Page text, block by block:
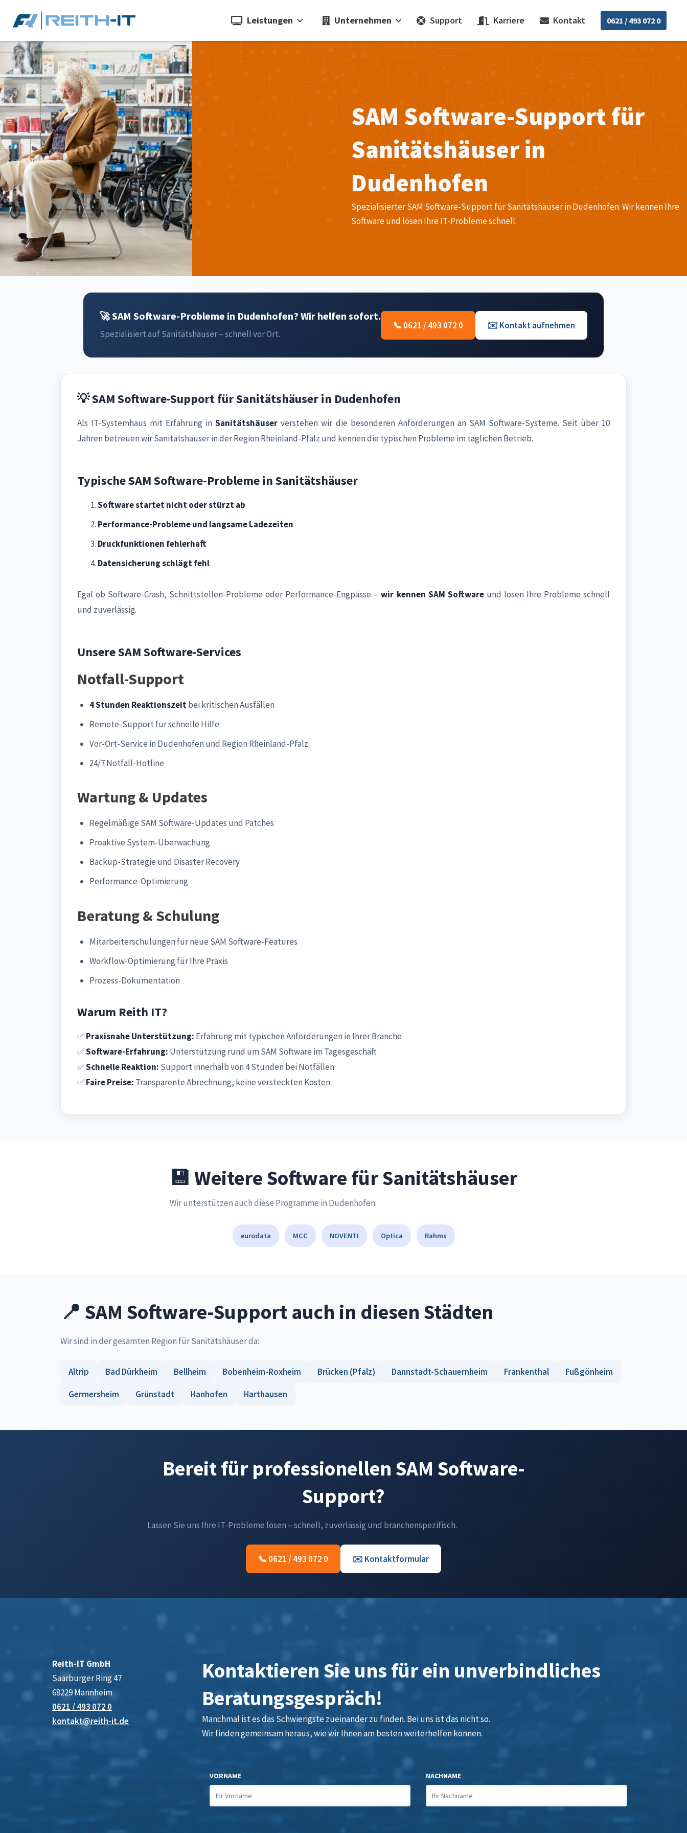
Leistungen Unternehmen Support Karriere Kontakt 0621 / 493 072 0
SAM Software-Support für
Sanitätshäuser in
Dudenhofen
Spezialisierter SAM Software-Support für Sanitätshäuser in Dudenhofen. Wir kennen Ihre
Software und lösen Ihre IT-Probleme schnell.
🚀 SAM Software-Probleme in Dudenhofen? Wir helfen sofort.
Spezialisiert auf Sanitätshäuser – schnell vor Ort.
📞 0621 / 493 072 0 ✉️ Kontakt aufnehmen
💡 SAM Software-Support für Sanitätshäuser in Dudenhofen
Als IT-Systemhaus mit Erfahrung inSanitätshäuser verstehen wir die besonderen Anforderungen an SAM Software-Systeme. Seit über 10
Jahren betreuen wir Sanitätshäuser in der Region Rheinland-Pfalz und kennen die typischen Probleme im täglichen Betrieb.
Typische SAM Software-Probleme in Sanitätshäuser
Software startet nicht oder stürzt ab
Performance-Probleme und langsame Ladezeiten
Druckfunktionen fehlerhaft
Datensicherung schlägt fehl
Egal ob Software-Crash, Schnittstellen-Probleme oder Performance-Engpässe –wir kennen SAM Softwareund lösen Ihre Probleme schnell
und zuverlässig.
Unsere SAM Software-Services
Notfall-Support
4 Stunden Reaktionszeitbei kritischen Ausfällen
Remote-Support für schnelle Hilfe
Vor-Ort-Service in Dudenhofen und Region Rheinland-Pfalz
24/7 Notfall-Hotline
Wartung & Updates
Regelmäßige SAM Software-Updates und Patches
Proaktive System-Überwachung
Backup-Strategie und Disaster Recovery
Performance-Optimierung
Beratung & Schulung
Mitarbeiterschulungen für neue SAM Software-Features
Workflow-Optimierung für Ihre Praxis
Prozess-Dokumentation
Warum Reith IT?
✅Praxisnahe Unterstützung: Erfahrung mit typischen Anforderungen in Ihrer Branche
✅Software-Erfahrung: Unterstützung rund um SAM Software im Tagesgeschäft
✅Schnelle Reaktion: Support innerhalb von 4 Stunden bei Notfällen
✅Faire Preise: Transparente Abrechnung, keine versteckten Kosten
💾 Weitere Software für Sanitätshäuser
Wir unterstützen auch diese Programme in Dudenhofen:
eurodata MCC NOVENTI Optica Rahms
📍 SAM Software-Support auch in diesen Städten
Wir sind in der gesamten Region für Sanitätshäuser da:
Altrip Bad Dürkheim Bellheim Bobenheim-Roxheim Brücken (Pfalz) Dannstadt-Schauernheim Frankenthal
Fußgönheim
Germersheim
Grünstadt Hanhofen Harthausen
Bereit für professionellen SAM Software-
Support?
Lassen Sie uns Ihre IT-Probleme lösen – schnell, zuverlässig und branchenspezifisch.
📞 0621 / 493 072 0 ✉️ Kontaktformular
Reith-IT GmbH
Saarburger Ring 47
68229 Mannheim
0621 / 493 072 0
kontakt@reith-it.de
Kontaktieren Sie uns für ein unverbindliches
Beratungsgespräch!
Manchmal ist es das Schwierigste zueinander zu finden. Bei uns ist das nicht so.
Wir finden gemeinsam heraus, wie wir Ihnen am besten weiterhelfen können.
VORNAME NACHNAME